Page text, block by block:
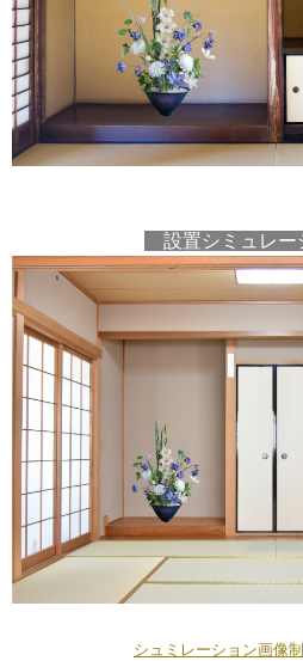
設置シミュレー
シュミレーション画像